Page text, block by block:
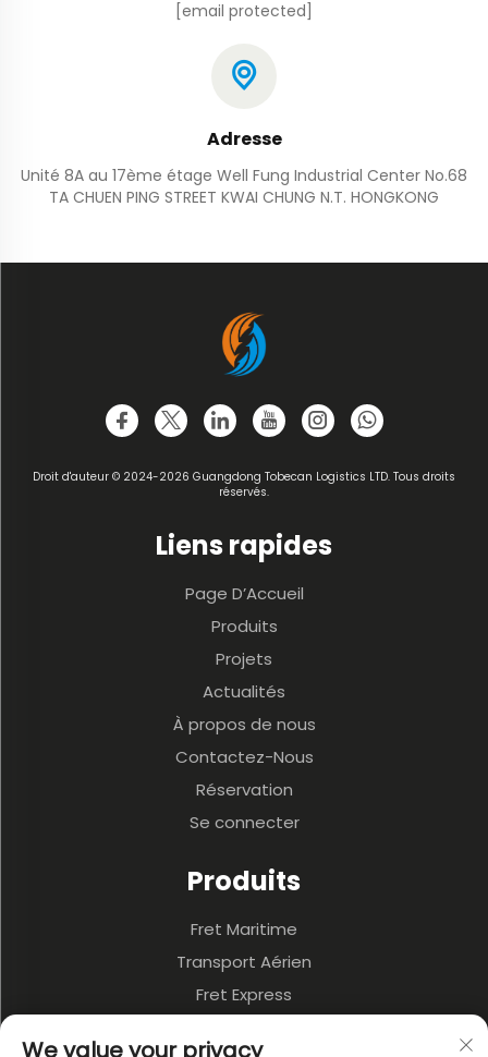
[email protected]
Adresse
Unité 8A au 17ème étage Well Fung Industrial Center No.68
TA CHUEN PING STREET KWAI CHUNG N.T. HONGKONG
Droit d'auteur © 2024-2026 Guangdong Tobecan Logistics LTD. Tous droits
réservés.
Liens rapides
Page D’Accueil
Produits
Projets
Actualités
À propos de nous
Contactez-Nous
Réservation
Se connecter
Produits
Fret Maritime
Transport Aérien
Fret Express
We value your privacy